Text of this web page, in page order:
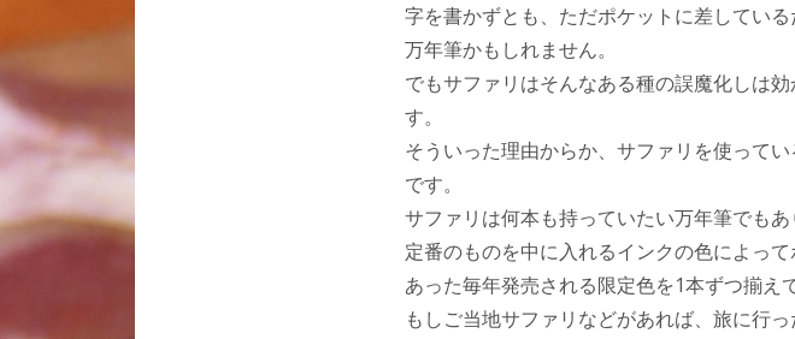
字を書かずとも、ただポケットに差してい
万年筆かもしれません。
でもサファリはそんなある種の誤魔化しは
す。
そういった理由からか、サファリを使って
です。
サファリは何本も持っていたい万年筆でもあ
定番のものを中に入れるインクの色によっ
あった毎年発売される限定色を1本ずつ揃え
もしご当地サファリなどがあれば、旅に行